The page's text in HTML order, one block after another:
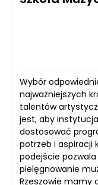
Wybór
najważniejszych
talentów
jest, aby
dostosować
potrzeb i aspiracji
podejście
pielęgnowanie
Rzeszowie mamy